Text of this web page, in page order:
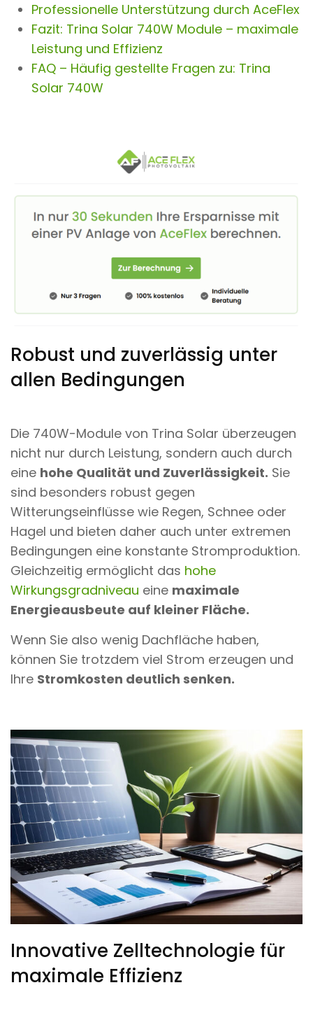
Professionelle Unterstützung durch AceFlex
Fazit: Trina Solar 740W Module – maximale
Leistung und Effizienz
FAQ – Häufig gestellte Fragen zu: Trina
Solar 740W
Robust und zuverlässig unter
allen Bedingungen
Die 740W-Module von Trina Solar überzeugen
nicht nur durch Leistung, sondern auch durch
eine hohe Qualität und Zuverlässigkeit. Sie
sind besonders robust gegen
Witterungseinflüsse wie Regen, Schnee oder
Hagel und bieten daher auch unter extremen
Bedingungen eine konstante Stromproduktion.
Gleichzeitig ermöglicht das hohe
Wirkungsgradniveau eine maximale
Energieausbeute auf kleiner Fläche.
Wenn Sie also wenig Dachfläche haben,
können Sie trotzdem viel Strom erzeugen und
Ihre Stromkosten deutlich senken.
Innovative Zelltechnologie für
maximale Effizienz